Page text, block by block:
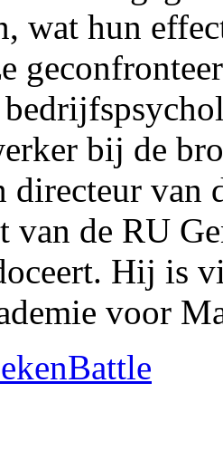
wat hun
bij de
directeur van
van de RU
Hij is
voor